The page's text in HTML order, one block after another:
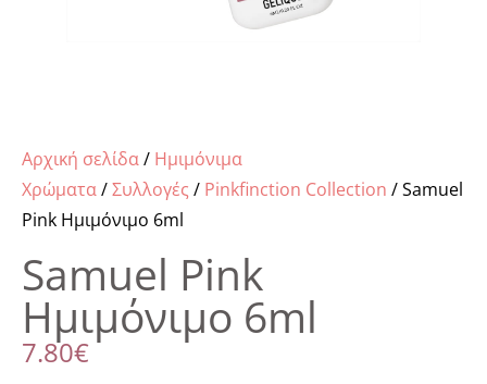
Αρχική σελίδα/ Ημιμόνιμα
Χρώματα/Συλλογές / Pinkfinction Collection / Samuel
Pink Ημιμόνιμο 6ml
Samuel Pink
Ημιμόνιμο 6ml
7.80€